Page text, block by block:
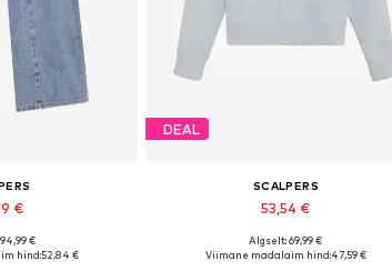
€
€
hind:52,84 €
DEAL
SCALPERS
53,54 €
Saadaolevad suurused: XS, S, M, L, XL
Algselt: 69,99 €
Viimane madalaim hind:47,59 €